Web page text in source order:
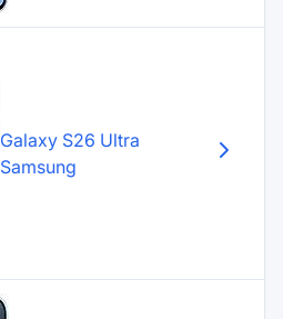
Galaxy S26 Ultra
Samsung